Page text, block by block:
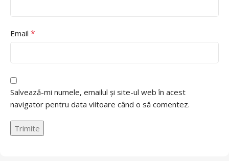
Email *
Salvează-mi numele, emailul și site-ul web în acest
navigator pentru data viitoare când o să comentez.